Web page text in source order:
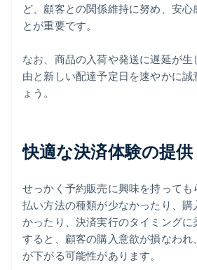
ど、顧客との関係維持に努め、安心
とが重要です。
なお、商品の入荷や発送に遅延が
由と新しい配達予定日を速やかに誠
ょう。
快適な決済体験の提供
せっかく予約販売に興味を持っても
払い方法の種類が少なかったり、購
かったり、決済実行のタイミングに
すると、顧客の購入意欲が損なわれ、
が下がる可能性があります。